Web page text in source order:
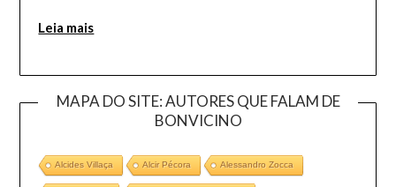
Leia mais
MAPA DO SITE: AUTORES QUE FALAM DE
BONVICINO
Alcides Villaça Alcir Pécora Alessandro Zocca